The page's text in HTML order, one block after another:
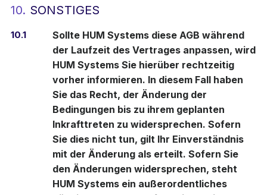
10. SONSTIGES
10.1
Sollte HUM Systems diese AGB während
der Laufzeit des Vertrages anpassen, wird
HUM Systems Sie hierüber rechtzeitig
vorher informieren. In diesem Fall haben
Sie das Recht, der Änderung der
Bedingungen bis zu ihrem geplanten
Inkrafttreten zu widersprechen. Sofern
Sie dies nicht tun, gilt Ihr Einverständnis
mit der Änderung als erteilt. Sofern Sie
den Änderungen widersprechen, steht
HUM Systems ein außerordentliches